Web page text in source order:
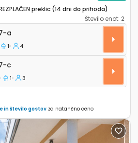
preklic (14 dni do prihoda)
Število enot: 2
Zadar A-20037-a
a
1 4
c
c
1 3
in število gostovza natančno ceno